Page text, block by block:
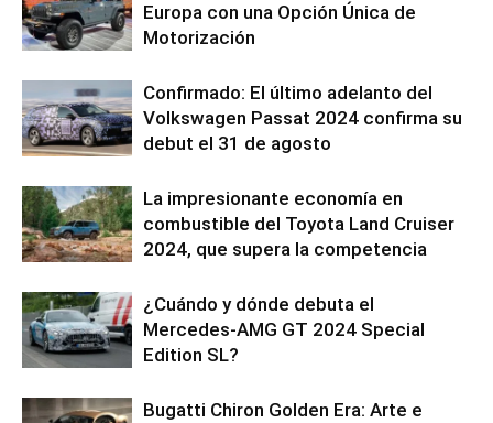
Europa con una Opción Única de
Motorización
Confirmado: El último adelanto del
Volkswagen Passat 2024 confirma su
debut el 31 de agosto
La impresionante economía en
combustible del Toyota Land Cruiser
2024, que supera la competencia
¿Cuándo y dónde debuta el
Mercedes-AMG GT 2024 Special
Edition SL?
Bugatti Chiron Golden Era: Arte e